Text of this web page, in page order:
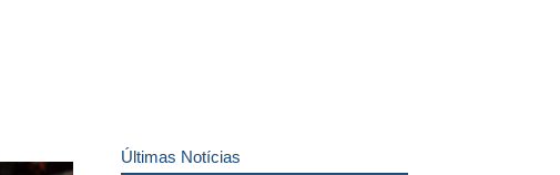
Últimas Notícias